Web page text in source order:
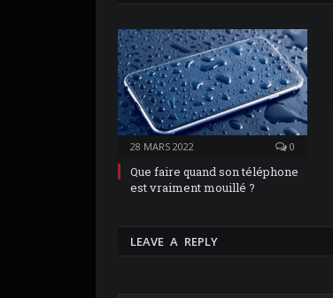
28 MARS 2022 0
Que faire quand son téléphone
est vraiment mouillé ?
LEAVE A REPLY